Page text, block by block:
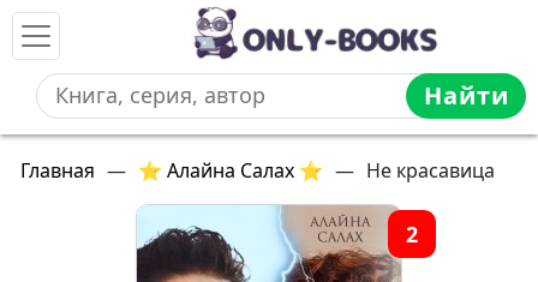
Найти
Главная — ⭐ Алайна Салах ⭐ — Не красавица
2